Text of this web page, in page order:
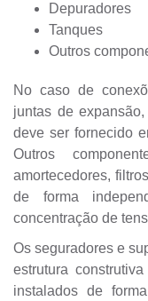
Depuradores
Tanques
Outros
No caso de
juntas de
deve ser fornecido
Outros
amortecedores,
de forma
concentração de
Os seguradores e
estrutura
instalados de